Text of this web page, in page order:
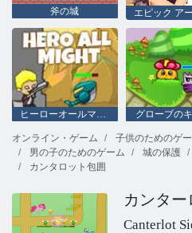
斧の城
ヒーローオールマイト グローブの
オンライン・ゲーム
子供のためのゲ
男の子のためのゲーム
城の保護
カンタロット包囲
カンター
Canterlot